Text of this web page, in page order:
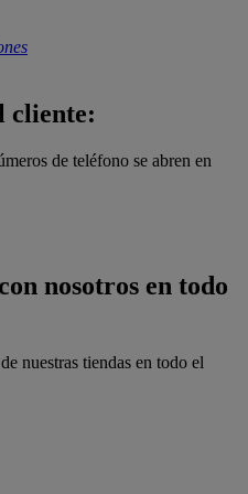
cliente:
de teléfono se abren en
nosotros en todo
nuestras tiendas en todo el